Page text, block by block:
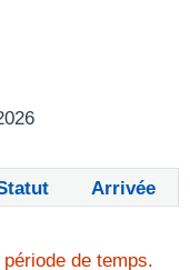
Arrivée
de temps.